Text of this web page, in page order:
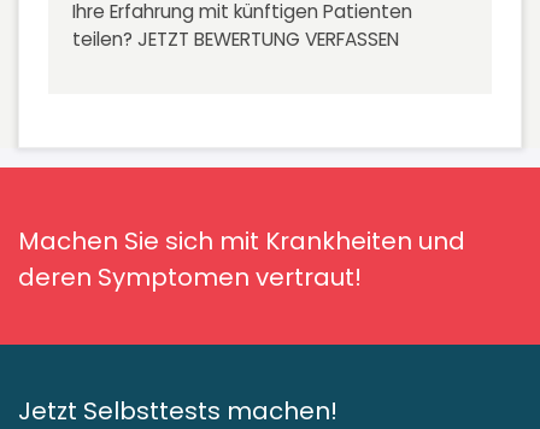
Ihre Erfahrung mit künftigen Patienten
teilen? JETZT BEWERTUNG VERFASSEN
Machen Sie sich mit Krankheiten und
deren Symptomen vertraut!
Jetzt Selbsttests machen!